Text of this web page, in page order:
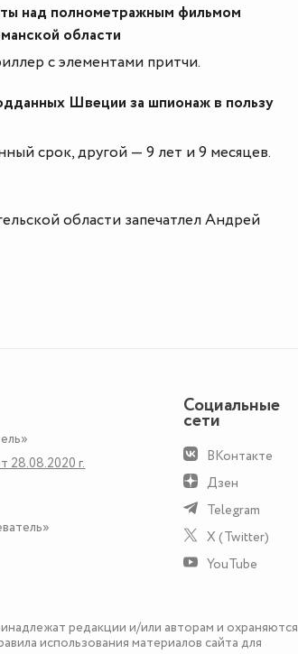
над полнометражным фильмом
области
с элементами притчи.
Швеции за шпионаж в пользу
срок, другой — 9 лет и 9 месяцев.
области запечатлел Андрей
28.08.2020 г.
Социальные
сети
ВКонтакте
Дзен
Telegram
X (Twitter)
YouTube
редакции и/или авторам и охраняются
использования материалов сайта для